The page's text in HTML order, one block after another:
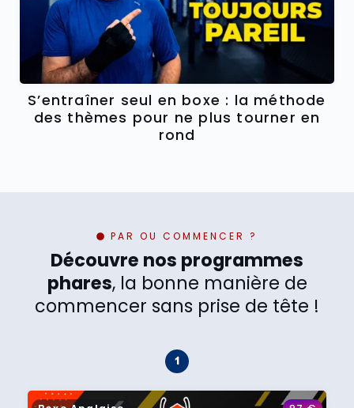
S’entraîner seul en boxe : la méthode
des thèmes pour ne plus tourner en
rond
PAR OU COMMENCER ?
Découvre nos programmes
phares, la bonne manière de
commencer sans prise de tête !